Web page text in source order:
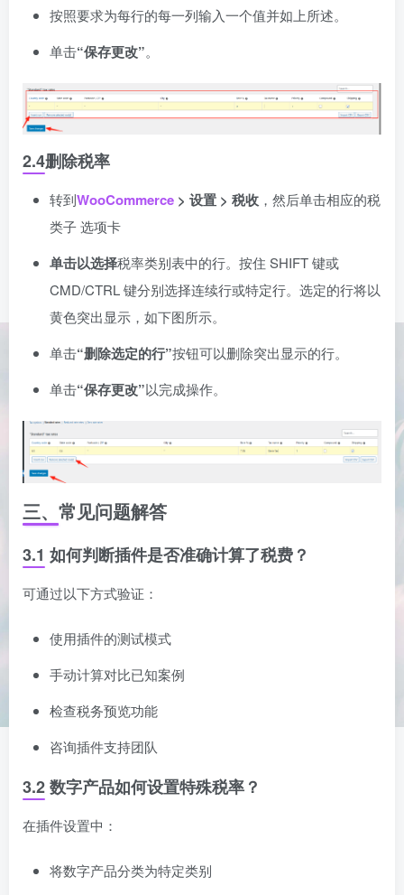
按照要求为每行的每一列输入一个值并如上所述。
单击“保存更改”。
2.4删除税率
转到WooCommerce > 设置 > 税收 ，然后单击相应的税
类子选项卡
单击以选择税率类别表中的行。按住 SHIFT 键或
CMD/CTRL 键分别选择连续行或特定行。选定的行将以
黄色突出显示，如下图所示。
单击“删除选定的行”按钮可以删除突出显示的行。
单击“保存更改”以完成操作。
三、常见问题解答
3.1 如何判断插件是否准确计算了税费？
可通过以下方式验证：
使用插件的测试模式
手动计算对比已知案例
检查税务预览功能
咨询插件支持团队
3.2 数字产品如何设置特殊税率？
在插件设置中：
将数字产品分类为特定类别